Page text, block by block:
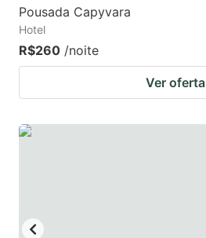
Pousada Capyvara
Hotel
R$260 /noite
Ver oferta